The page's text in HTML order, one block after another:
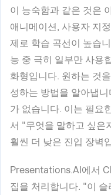
이 능숙함과 같은 것은
애니메이션, 사용자 지
제로 학습 곡선이 높습
능 중 극히 일부만 사용
화형입니다. 원하는 것
성하는 방법을 알아냅
가 없습니다. 이는 필요
서 "무엇을 말하고 싶은
훨씬 더 낮은 진입 장벽
Presentations.AI에서
집을 처리합니다. "이